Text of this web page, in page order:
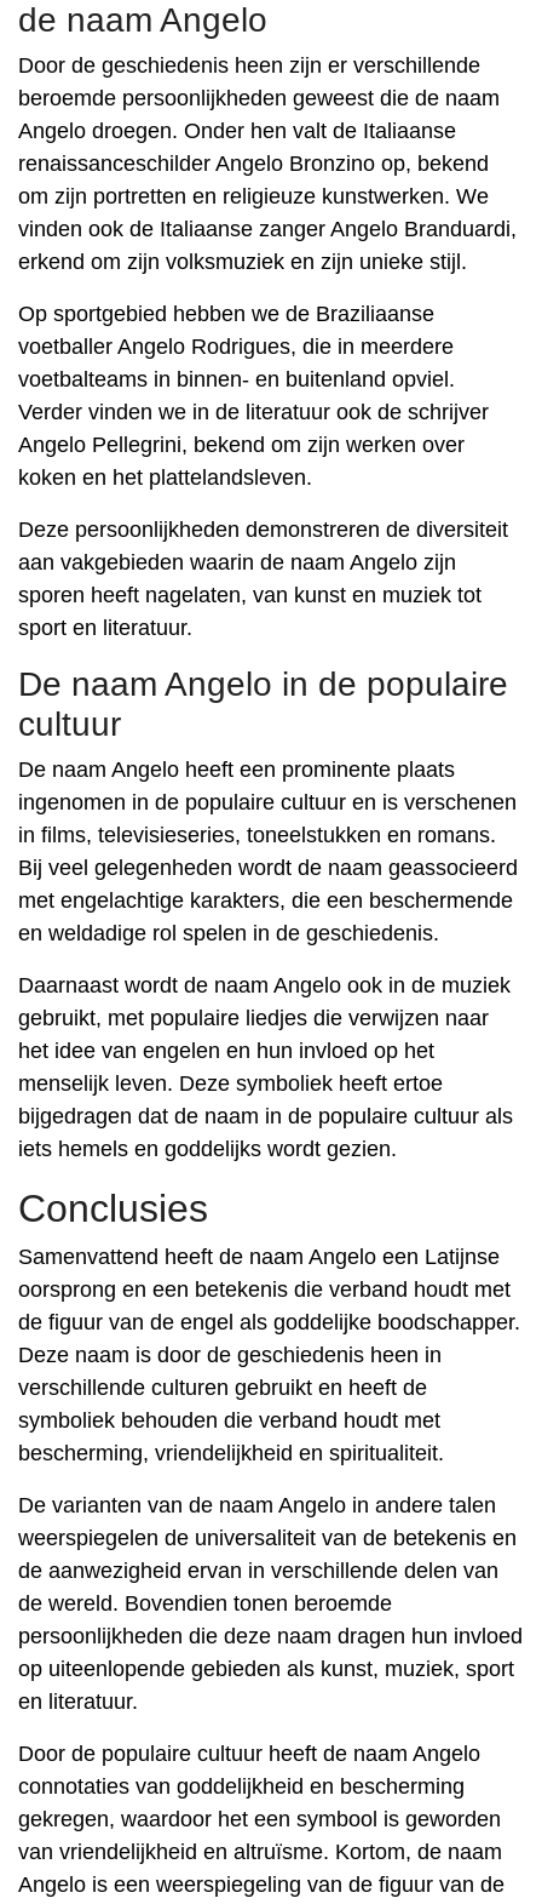
de naam Angelo
Door de geschiedenis heen zijn er verschillende
beroemde persoonlijkheden geweest die de naam
Angelo droegen. Onder hen valt de Italiaanse
renaissanceschilder Angelo Bronzino op, bekend
om zijn portretten en religieuze kunstwerken. We
vinden ook de Italiaanse zanger Angelo Branduardi,
erkend om zijn volksmuziek en zijn unieke stijl.
Op sportgebied hebben we de Braziliaanse
voetballer Angelo Rodrigues, die in meerdere
voetbalteams in binnen- en buitenland opviel.
Verder vinden we in de literatuur ook de schrijver
Angelo Pellegrini, bekend om zijn werken over
koken en het plattelandsleven.
Deze persoonlijkheden demonstreren de diversiteit
aan vakgebieden waarin de naam Angelo zijn
sporen heeft nagelaten, van kunst en muziek tot
sport en literatuur.
De naam Angelo in de populaire
cultuur
De naam Angelo heeft een prominente plaats
ingenomen in de populaire cultuur en is verschenen
in films, televisieseries, toneelstukken en romans.
Bij veel gelegenheden wordt de naam geassocieerd
met engelachtige karakters, die een beschermende
en weldadige rol spelen in de geschiedenis.
Daarnaast wordt de naam Angelo ook in de muziek
gebruikt, met populaire liedjes die verwijzen naar
het idee van engelen en hun invloed op het
menselijk leven. Deze symboliek heeft ertoe
bijgedragen dat de naam in de populaire cultuur als
iets hemels en goddelijks wordt gezien.
Conclusies
Samenvattend heeft de naam Angelo een Latijnse
oorsprong en een betekenis die verband houdt met
de figuur van de engel als goddelijke boodschapper.
Deze naam is door de geschiedenis heen in
verschillende culturen gebruikt en heeft de
symboliek behouden die verband houdt met
bescherming, vriendelijkheid en spiritualiteit.
De varianten van de naam Angelo in andere talen
weerspiegelen de universaliteit van de betekenis en
de aanwezigheid ervan in verschillende delen van
de wereld. Bovendien tonen beroemde
persoonlijkheden die deze naam dragen hun invloed
op uiteenlopende gebieden als kunst, muziek, sport
en literatuur.
Door de populaire cultuur heeft de naam Angelo
connotaties van goddelijkheid en bescherming
gekregen, waardoor het een symbool is geworden
van vriendelijkheid en altruïsme. Kortom, de naam
Angelo is een weerspiegeling van de figuur van de